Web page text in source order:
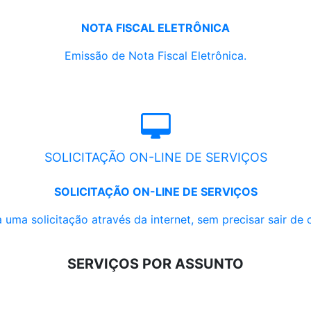
NOTA FISCAL ELETRÔNICA
Emissão de Nota Fiscal Eletrônica.
SOLICITAÇÃO ON-LINE DE SERVIÇOS
SOLICITAÇÃO ON-LINE DE SERVIÇOS
uma solicitação através da internet, sem precisar sair de
SERVIÇOS POR ASSUNTO